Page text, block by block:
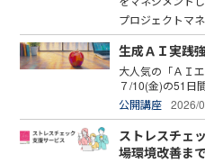
プロジェクトマ
生成ＡＩ実践
大人気の「ＡＩ
７/10(金)の51日
公開講座 2026/
ストレスチェ
場環境改善まで